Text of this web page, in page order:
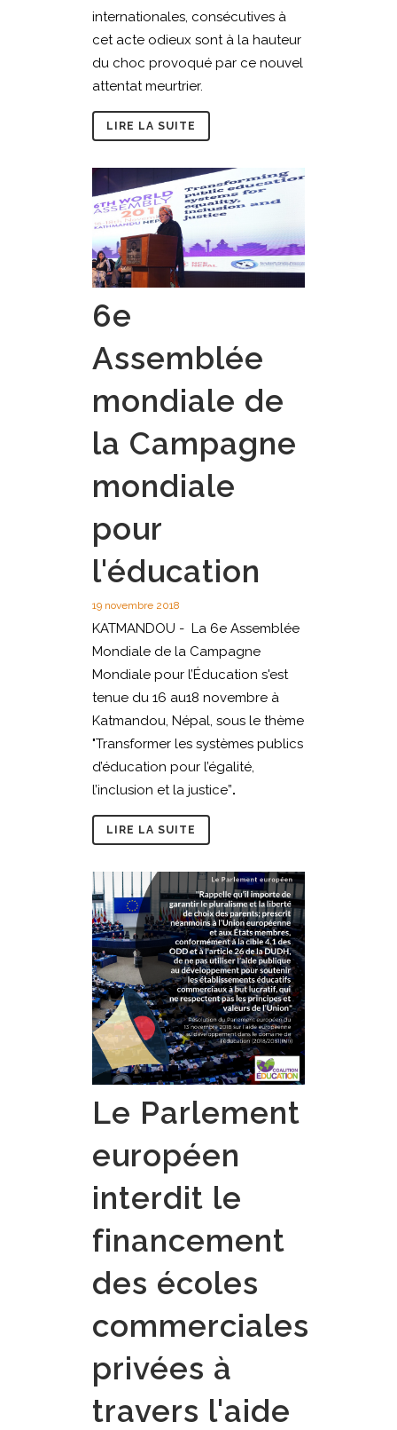
internationales, consécutives à
cet acte odieux sont à la hauteur
du choc provoqué par ce nouvel
attentat meurtrier.
LIRE LA SUITE
6e
Assemblée
mondiale de
la Campagne
mondiale
pour
l'éducation
19 novembre 2018
KATMANDOU - La 6e Assemblée
Mondiale de la Campagne
Mondiale pour l’Éducation s'est
tenue du 16 au18 novembre à
Katmandou, Népal, sous le thème
"Transformer les systèmes publics
d’éducation pour l’égalité,
l’inclusion et la justice”.
LIRE LA SUITE
Le Parlement
européen
interdit le
financement
des écoles
commerciales
privées à
travers l'aide